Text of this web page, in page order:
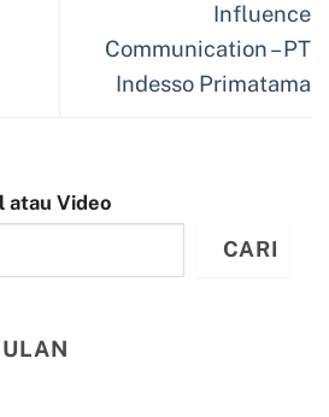
Influence
Communication – PT
Indesso Primatama
atau Video
CARI